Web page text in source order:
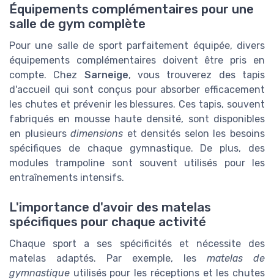
Équipements complémentaires pour une
salle de gym complète
Pour une salle de sport parfaitement équipée, divers
équipements complémentaires doivent être pris en
compte. Chez Sarneige, vous trouverez des tapis
d'accueil qui sont conçus pour absorber efficacement
les chutes et prévenir les blessures. Ces tapis, souvent
fabriqués en mousse haute densité, sont disponibles
en plusieursdimensions et densités selon les besoins
spécifiques de chaque gymnastique. De plus, des
modules trampoline sont souvent utilisés pour les
entraînements intensifs.
L'importance d'avoir des matelas
spécifiques pour chaque activité
Chaque sport a ses spécificités et nécessite des
matelas adaptés. Par exemple, les matelas de
gymnastique utilisés pour les réceptions et les chutes